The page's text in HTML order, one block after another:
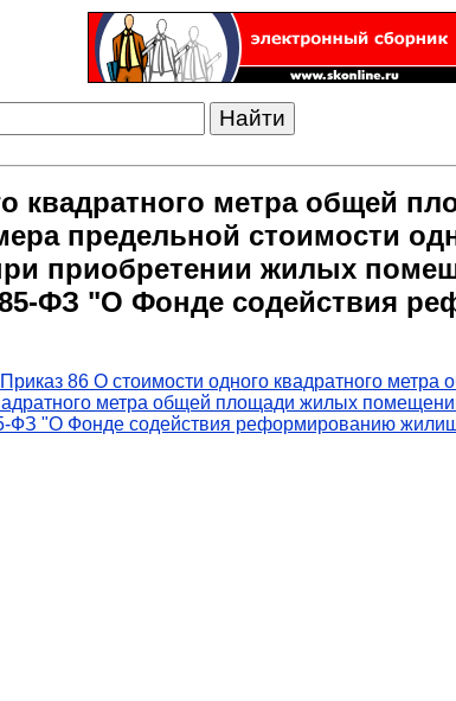
квадратного метра общей
предельной стоимости
приобретении жилых
ФЗ "О Фонде содействия
Приказ 86 О стоимости одного квадратного
метра общей площади жилых
ФЗ "О Фонде содействия реформированию